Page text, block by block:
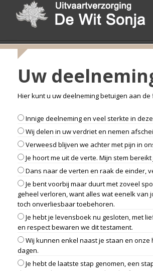
Uw
Hier kunt u uw deelneming betuigen aan de
Innige deelneming en veel sterkte in
Wij delen in uw verdriet en nemen
Verweesd blijven we achter met pijn in
Je hoort me uit de verte. Mijn stem
Dans naar de verten en raak de einder,
Je bent voorbij maar duurt met zoveel
geheel verloren, want alles wat eenelk
toch onverliesbaar toebehoren.
Je hebt je levensboek nu gesloten, met
en respect bewaren we dit testament.
Wij kunnen enkel naast je staan en
dagen.
Je hebt de laatste stap genomen, een